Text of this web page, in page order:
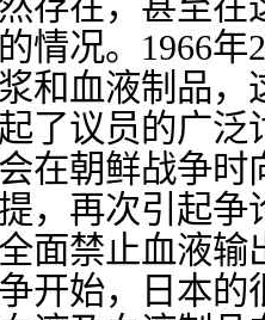
情况。 1966
和血液制品
了议员的广
在朝鲜战争
，再次引起争
面禁止血液
开始，日本